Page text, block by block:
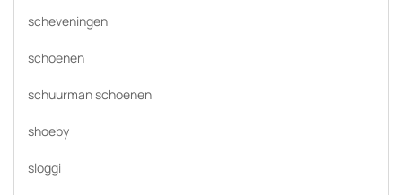
scheveningen
schoenen
schuurman schoenen
shoeby
sloggi